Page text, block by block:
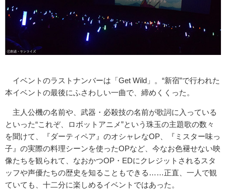
イベントのラストナンバーは「Get Wild」。“新宿”で行われた
本イベントの最後にふさわしい一曲で、締めくくった。
主人公機の名前や、武器・必殺技の名前が歌詞に入っている
といった“これぞ、ロボットアニメ”という珠玉の主題歌の数々
を聞けて、『ダーティペア』のオシャレなOP、『ミスター味っ
子』の実際の料理シーンを使ったOPなど、今なお色褪せない映
像たちを観られて、なおかつOP・EDにクレジットされるスタ
ッフや声優たちの歴史を知ることもできる……正直、一人で観
ていても、十二分に楽しめるイベントではあった。